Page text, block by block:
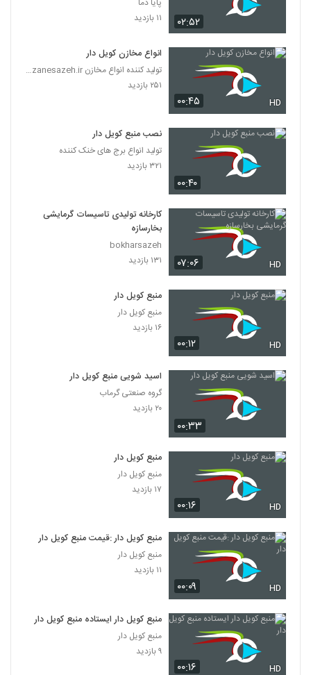
۰۲:۵۲
پایا دما
۱۱ بازدید
۰۰:۴۵ HD
انواع مخازن کویل دار
تولید کننده انواع مخازن http://makhzanesazeh.ir/
۲۵۱ بازدید
۰۰:۴۰
نصب منبع کویل دار
تولید انواع برج های خنک کننده
۳۲۱ بازدید
۰۷:۰۶ HD
کارخانه تولیدی تاسیسات گرمایشی
بخارسازه
bokharsazeh
۱۳۱ بازدید
۰۰:۱۲ HD
منبع کویل دار
منبع کویل دار
۱۶ بازدید
۰۰:۳۳
اسید شویی منبع کویل دار
گروه صنعتی گرماب
۲۰ بازدید
۰۰:۱۶ HD
منبع کویل دار
منبع کویل دار
۱۷ بازدید
۰۰:۰۹ HD
منبع کویل دار :قیمت منبع کویل دار
منبع کویل دار
۱۱ بازدید
۰۰:۱۶ HD
منبع کویل دار ایستاده منبع کویل دار
منبع کویل دار
۹ بازدید